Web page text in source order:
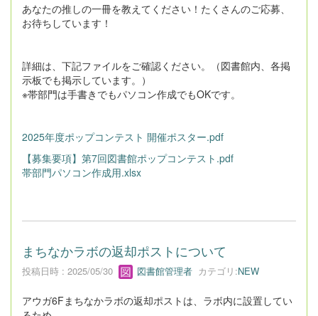
あなたの推しの一冊を教えてください！たくさんのご応募、
お待ちしています！
詳細は、下記ファイルをご確認ください。（図書館内、各掲
示板でも掲示しています。）
※帯部門は手書きでもパソコン作成でもOKです。
2025年度ポップコンテスト 開催ポスター.pdf
【募集要項】第7回図書館ポップコンテスト.pdf
帯部門パソコン作成用.xlsx
まちなかラボの返却ポストについて
投稿日時 : 2025/05/30 図書館管理者 カテゴリ:NEW
アウガ6Fまちなかラボの返却ポストは、ラボ内に設置してい